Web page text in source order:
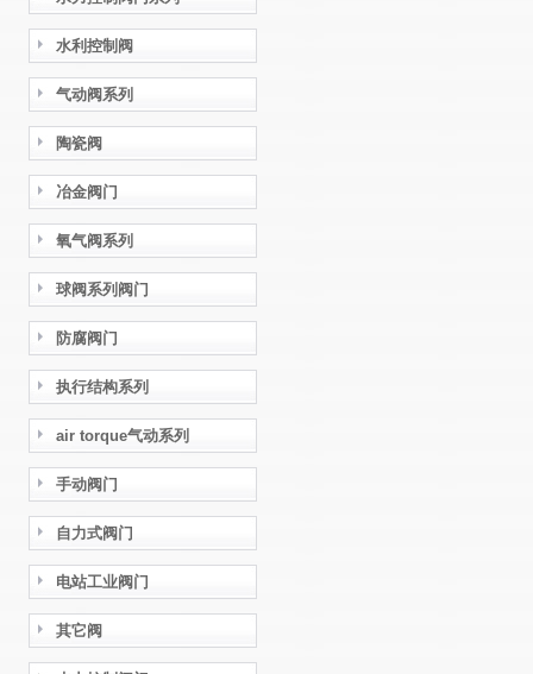
水利控制阀
气动阀系列
陶瓷阀
冶金阀门
氧气阀系列
球阀系列阀门
防腐阀门
执行结构系列
air torque气动系列
手动阀门
自力式阀门
电站工业阀门
其它阀